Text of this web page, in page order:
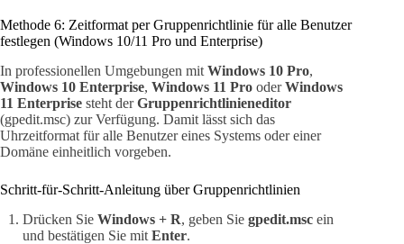
Methode 6: Zeitformat per Gruppenrichtlinie für alle Benutzer
festlegen (Windows 10/11 Pro und Enterprise)
In professionellen Umgebungen mit Windows 10 Pro,
Windows 10 Enterprise, Windows 11 Pro oderWindows
11 Enterprise steht derGruppenrichtlinieneditor
(gpedit.msc) zur Verfügung. Damit lässt sich das
Uhrzeitformat für alle Benutzer eines Systems oder einer
Domäne einheitlich vorgeben.
Schritt-für-Schritt-Anleitung über Gruppenrichtlinien
Drücken Sie Windows + R, geben Sie gpedit.msc ein
und bestätigen Sie mit Enter.